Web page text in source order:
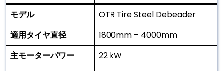
モデル
OTR Tire Steel Debeader
適用タイヤ直径
1800mm – 4000mm
主モーターパワー
22 kW